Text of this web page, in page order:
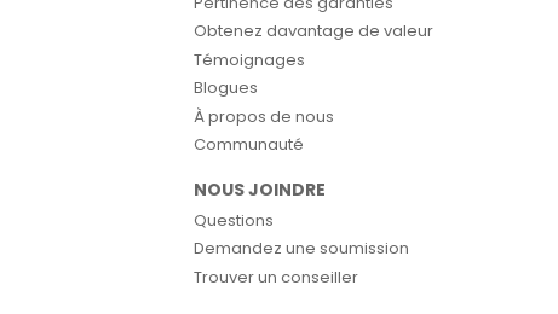
Obtenez davantage de valeur
Témoignages
Blogues
À propos de nous
Communauté
NOUS JOINDRE
Questions
Demandez une soumission
Trouver un conseiller